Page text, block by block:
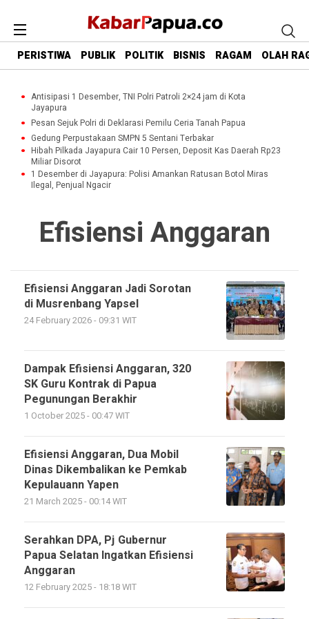
PERISTIWA PUBLIK POLITIK BISNIS RAGAM OLAH
Antisipasi 1 Desember, TNI Polri Patroli 2×24 jam di Kota
Jayapura
Pesan Sejuk Polri di Deklarasi Pemilu Ceria Tanah Papua
Gedung Perpustakaan SMPN 5 Sentani Terbakar
Hibah Pilkada Jayapura Cair 10 Persen, Deposit Kas Daerah Rp23
Miliar Disorot
1 Desember di Jayapura: Polisi Amankan Ratusan Botol Miras
Ilegal, Penjual Ngacir
Efisiensi Anggaran
Efisiensi Anggaran Jadi Sorotan
di Musrenbang Yapsel
24 February 2026 - 09:31 WIT
Dampak Efisiensi Anggaran, 320
SK Guru Kontrak di Papua
Pegunungan Berakhir
1 October 2025 - 00:47 WIT
Efisiensi Anggaran, Dua Mobil
Dinas Dikembalikan ke Pemkab
Kepulauann Yapen
21 March 2025 - 00:14 WIT
Serahkan DPA, Pj Gubernur
Papua Selatan Ingatkan Efisiensi
Anggaran
12 February 2025 - 18:18 WIT